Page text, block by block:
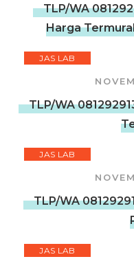
TLP/WA
Harga
JAS LAB
TLP/WA
JAS LAB
TLP/WA
JAS LAB